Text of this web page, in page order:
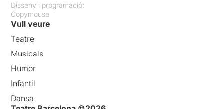
Disseny i programació:
Copymouse
Vull veure
Teatre
Musicals
Humor
Infantil
Dansa